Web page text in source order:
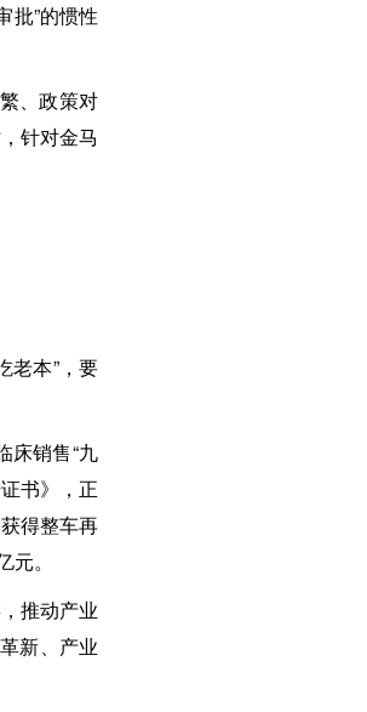
批”的惯性
、政策对
针对金马
老本”，要
床销售“九
书》，正
得整车再
。
推动产业
新、产业